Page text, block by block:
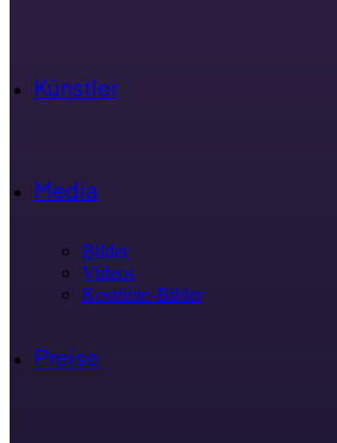
Künstler
Media
Bilder
Videos
Kostüme-Bilder
Preise